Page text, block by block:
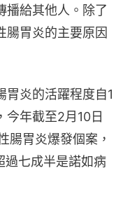
播給其他人。除了
腸胃炎的主要原因
胃炎的活躍程度自1
今年截至2月10日
腸胃炎爆發個案，
過七成半是諾如病